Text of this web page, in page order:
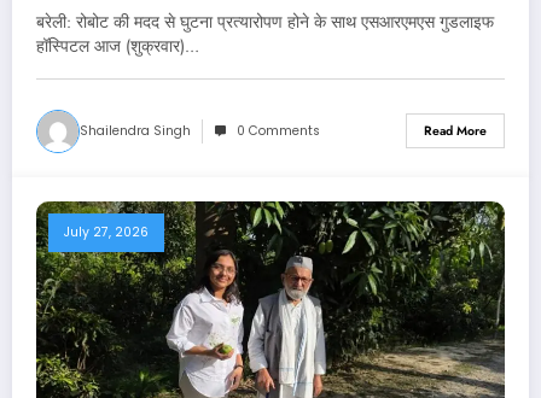
बरेली: रोबोट की मदद से घुटना प्रत्यारोपण होने के साथ एसआरएमएस गुडलाइफ
हॉस्पिटल आज (शुक्रवार)…
Shailendra Singh 0 Comments Read More
July 27, 2026